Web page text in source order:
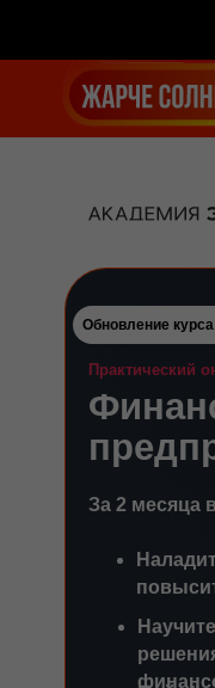
Практический
За 2 месяца
Обновление